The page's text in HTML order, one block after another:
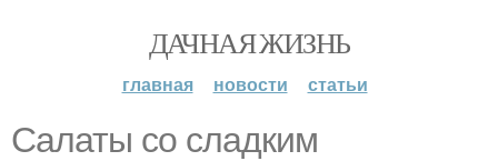
ДАЧНАЯ ЖИЗНЬ
главная новости статьи
Салаты со сладким